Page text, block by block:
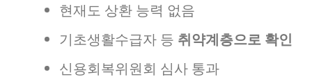
현재도 상환 능력 없음
기초생활수급자 등 취약계층으로 확인
신용회복위원회 심사 통과